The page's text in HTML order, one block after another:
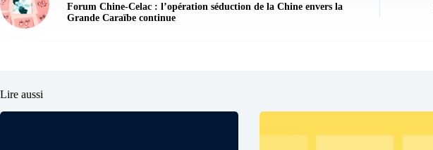
Forum Chine-Celac : l’opération séduction de la Chine envers la
Grande Caraïbe continue
Lire aussi